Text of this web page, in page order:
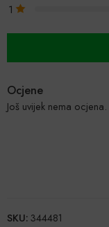
1
Ocjene
Još uvijek nema ocjena.
SKU:344481